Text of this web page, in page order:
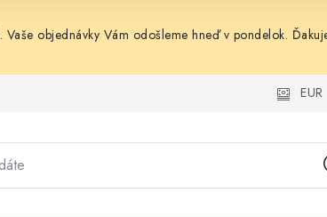
. Vaše objednávky Vám odošleme hneď v pondelok.
EUR